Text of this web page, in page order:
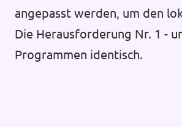
angepasst werden, um den
Die Herausforderung Nr. 1 -
Programmen identisch.